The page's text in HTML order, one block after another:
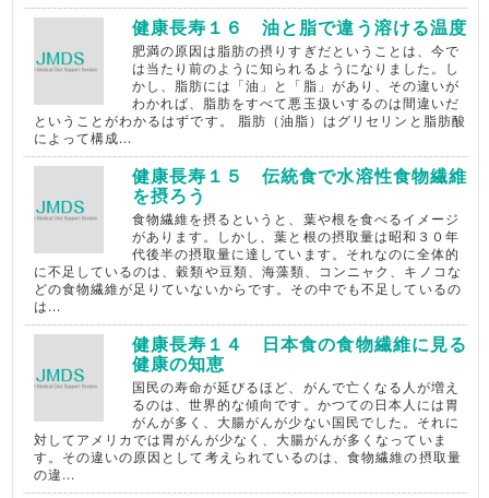
健康長寿１６ 油と脂で違う溶ける温度
肥満の原因は脂肪の摂りすぎだということは、今で
は当たり前のように知られるようになりました。し
かし、脂肪には「油」と「脂」があり、その違いが
わかれば、脂肪をすべて悪玉扱いするのは間違いだ
ということがわかるはずです。 脂肪（油脂）はグリセリンと脂肪酸
によって構成...
健康長寿１５ 伝統食で水溶性食物繊維
を摂ろう
食物繊維を摂るというと、葉や根を食べるイメージ
があります。しかし、葉と根の摂取量は昭和３０年
代後半の摂取量に達しています。それなのに全体的
に不足しているのは、穀類や豆類、海藻類、コンニャク、キノコな
どの食物繊維が足りていないからです。その中でも不足しているの
は...
健康長寿１４ 日本食の食物繊維に見る
健康の知恵
国民の寿命が延びるほど、がんで亡くなる人が増え
るのは、世界的な傾向です。かつての日本人には胃
がんが多く、大腸がんが少ない国民でした。それに
対してアメリカでは胃がんが少なく、大腸がんが多くなっていま
す。その違いの原因として考えられているのは、食物繊維の摂取量
の違...